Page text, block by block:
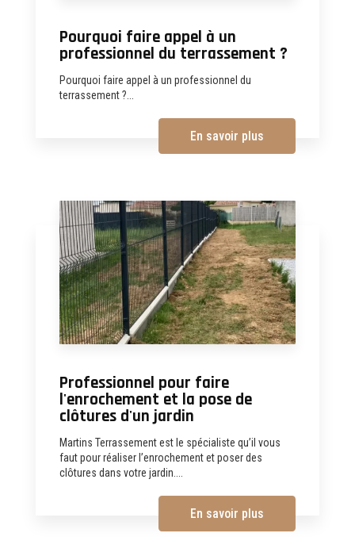
Pourquoi faire appel à un
professionnel du terrassement ?
Pourquoi faire appel à un professionnel du
terrassement ?...
En savoir plus
Professionnel pour faire
l'enrochement et la pose de
clôtures d'un jardin
Martins Terrassement est le spécialiste qu’il vous
faut pour réaliser l’enrochement et poser des
clôtures dans votre jardin....
En savoir plus